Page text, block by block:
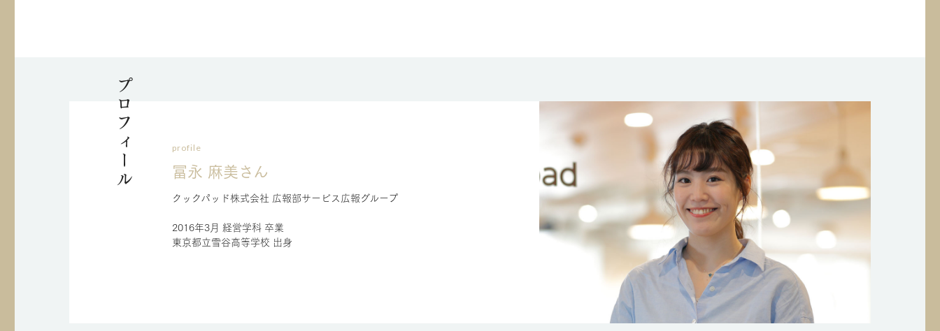
プロフィール profile
冨永 麻美さん
クックパッド株式会社 広報部サービス広報グループ
2016年3月 経営学科 卒業
東京都立雪谷高等学校 出身